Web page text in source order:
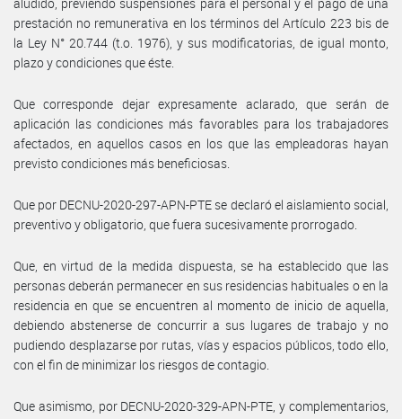
prestación no remunerativa en los términos del Artículo 223 bis de
la Ley N° 20.744 (t.o. 1976), y sus modificatorias, de igual monto,
plazo y condiciones que éste.
Que corresponde dejar expresamente aclarado, que serán de
aplicación las condiciones más favorables para los trabajadores
afectados, en aquellos casos en los que las empleadoras hayan
previsto condiciones más beneficiosas.
Que por DECNU-2020-297-APN-PTE se declaró el aislamiento social,
preventivo y obligatorio, que fuera sucesivamente prorrogado.
Que, en virtud de la medida dispuesta, se ha establecido que las
personas deberán permanecer en sus residencias habituales o en la
residencia en que se encuentren al momento de inicio de aquella,
debiendo abstenerse de concurrir a sus lugares de trabajo y no
pudiendo desplazarse por rutas, vías y espacios públicos, todo ello,
con el fin de minimizar los riesgos de contagio.
Que asimismo, por DECNU-2020-329-APN-PTE, y complementarios,